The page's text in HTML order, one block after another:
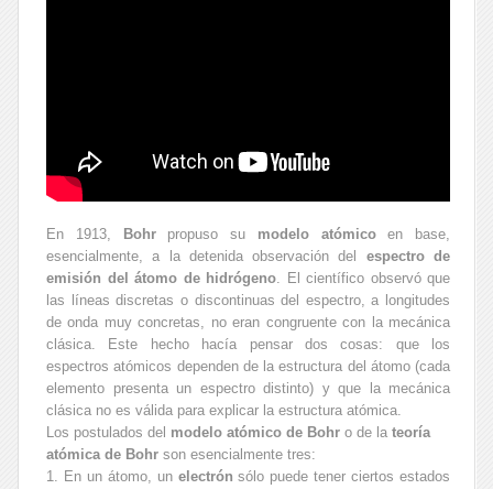
En 1913, Bohrpropuso su modelo atómicoen base,
esencialmente, a la detenida observación del espectro de
emisión del átomo de hidrógeno. El científico observó que
las líneas discretas o discontinuas del espectro, a longitudes
de onda muy concretas, no eran congruente con la mecánica
clásica. Este hecho hacía pensar dos cosas: que los
espectros atómicos dependen de la estructura del átomo (cada
elemento presenta un espectro distinto) y que la mecánica
clásica no es válida para explicar la estructura atómica.
Los postulados del modelo atómico de Bohr o de la teoría
atómica de Bohr son esencialmente tres:
1. En un átomo, un electrón sólo puede tener ciertos estados